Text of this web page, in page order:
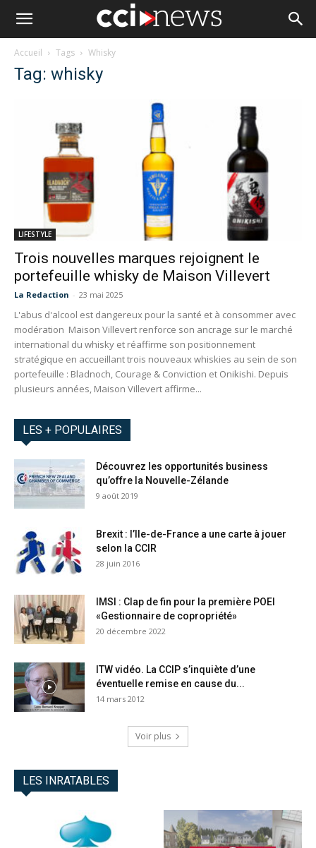
Accueil Tags Whisky
Tag: whisky
LIFESTYLE
Trois nouvelles marques rejoignent le
portefeuille whisky de Maison Villevert
La Redaction - 23 mai 2025
L'abus d'alcool est dangereux pour la santé et à consommer avec
modération Maison Villevert renforce son ancrage sur le marché
international du whisky et réaffirme son positionnement
stratégique en accueillant trois nouveaux whiskies au sein de son
portefeuille : Bladnoch, Courage & Conviction et Onikishi. Depuis
plusieurs années, Maison Villevert affirme...
LES + POPULAIRES
Découvrez les opportunités business
qu’offre la Nouvelle-Zélande
9 août 2019
Brexit : l’Ile-de-France a une carte à jouer
selon la CCIR
28 juin 2016
IMSI : Clap de fin pour la première POEI
«Gestionnaire de copropriété»
20 décembre 2022
ITW vidéo. La CCIP s’inquiète d’une
éventuelle remise en cause du...
14 mars 2012
Voir plus
LES INRATABLES